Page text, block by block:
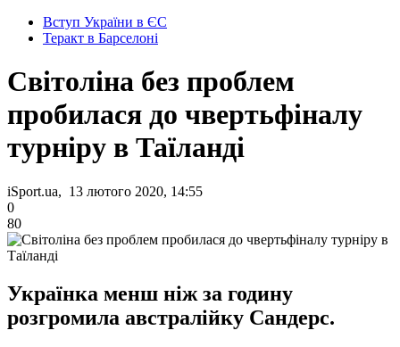
Вступ України в ЄС
Теракт в Барселоні
Світоліна без проблем
пробилася до чвертьфіналу
турніру в Таїланді
iSport.ua, 13 лютого 2020, 14:55
0
80
Українка менш ніж за годину
розгромила австралійку Сандерс.